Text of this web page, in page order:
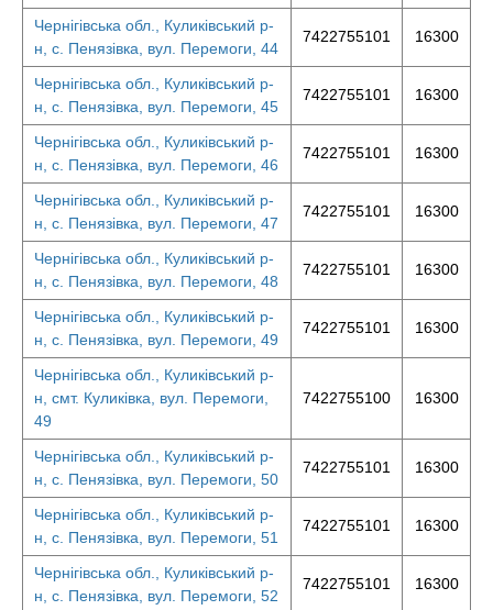
Чернігівська обл., Куликівський р-
н, с. Пенязівка, вул. Перемоги, 44
7422755101 16300
Чернігівська обл., Куликівський р-
н, с. Пенязівка, вул. Перемоги, 45
7422755101 16300
Чернігівська обл., Куликівський р-
н, с. Пенязівка, вул. Перемоги, 46
7422755101 16300
Чернігівська обл., Куликівський р-
н, с. Пенязівка, вул. Перемоги, 47
7422755101 16300
Чернігівська обл., Куликівський р-
н, с. Пенязівка, вул. Перемоги, 48
7422755101 16300
Чернігівська обл., Куликівський р-
н, с. Пенязівка, вул. Перемоги, 49
7422755101 16300
Чернігівська обл., Куликівський р-
н, смт. Куликівка, вул. Перемоги,
49
7422755100 16300
Чернігівська обл., Куликівський р-
н, с. Пенязівка, вул. Перемоги, 50
7422755101 16300
Чернігівська обл., Куликівський р-
н, с. Пенязівка, вул. Перемоги, 51
7422755101 16300
Чернігівська обл., Куликівський р-
н, с. Пенязівка, вул. Перемоги, 52
7422755101 16300